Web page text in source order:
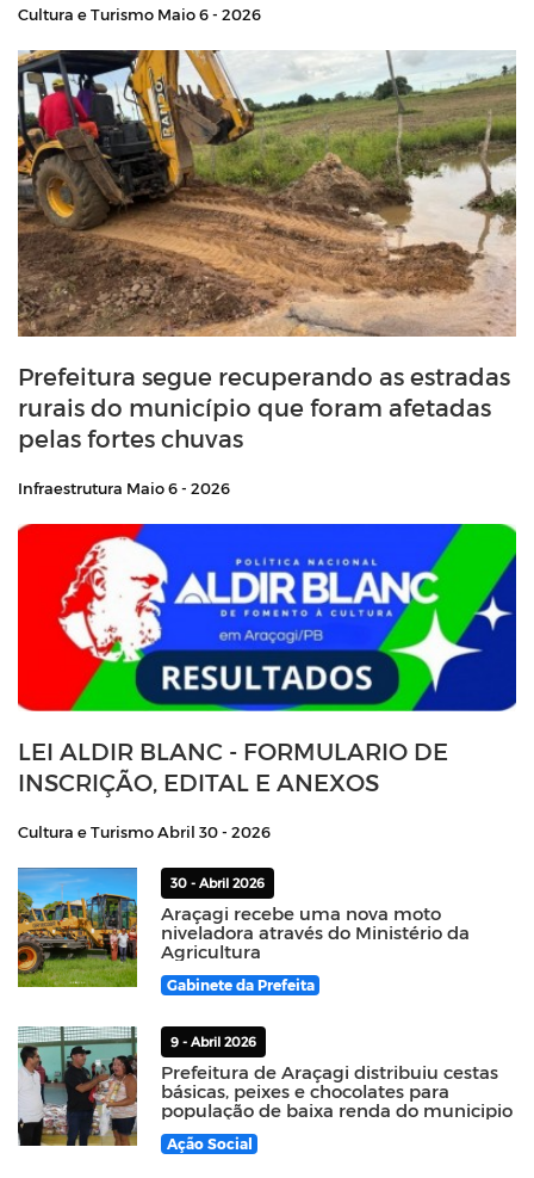
Cultura e Turismo Maio 6 - 2026
Prefeitura segue recuperando as estradas
rurais do município que foram afetadas
pelas fortes chuvas
Infraestrutura Maio 6 - 2026
LEI ALDIR BLANC - FORMULARIO DE
INSCRIÇÃO, EDITAL E ANEXOS
Cultura e Turismo Abril 30 - 2026
30 - Abril 2026
Araçagi recebe uma nova moto
niveladora através do Ministério da
Agricultura
Gabinete da Prefeita
9 - Abril 2026
Prefeitura de Araçagi distribuiu cestas
básicas, peixes e chocolates para
população de baixa renda do municipio
Ação Social